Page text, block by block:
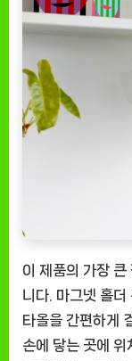
이 제품의 가장 큰
니다. 마그넷 홀
타올을 간편하게
손에 닿는 곳에 위